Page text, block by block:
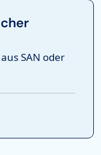
SAN oder